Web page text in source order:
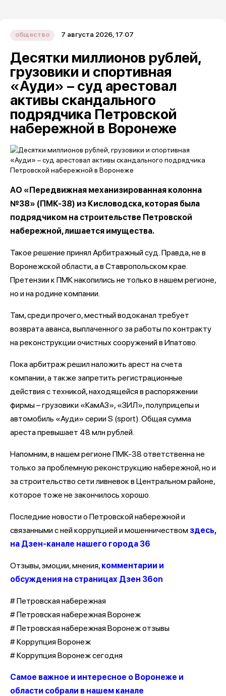
общество 7 августа 2026, 17:07
Десятки миллионов рублей,
грузовики и спортивная
«Ауди» – суд арестовал
активы скандального
подрядчика Петровской
набережной в Воронеже
АО «Передвижная механизированная колонна
№38» (ПМК-38) из Кисловодска, которая была
подрядчиком на строительстве Петровской
набережной, лишается имущества.
Такое решение принял Арбитражный суд. Правда, не в
Воронежской области, а в Ставропольском крае.
Претензии к ПМК накопились не только в нашем регионе,
но и на родине компании.
Там, среди прочего, местный водоканал требует
возврата аванса, выплаченного за работы по контракту
на реконструкции очистных сооружений в Ипатово.
Пока арбитраж решил наложить арест на счета
компании, а также запретить регистрационные
действия с техникой, находящейся в распоряжении
фирмы – грузовики «КамАЗ», «ЗИЛ», полуприцепы и
автомобиль «Ауди» серии S (sport). Общая сумма
ареста превышает 48 млн рублей.
Напомним, в нашем регионе ПМК-38 ответственна не
только за проблемную реконструкцию набережной, но и
за строительство сети ливневок в Центральном районе,
которое тоже не закончилось хорошо.
Последние новости о Петровской набережной и
связанными с ней коррупцией и мошенничеством здесь,
на Дзен-канале нашего города 36
Отзывы, эмоции, мнения, комментарии и
обсуждения на страницах Дзен 36on
# Петровская набережная
# Петровская набережная Воронеж
# Петровская набережная Воронеж отзывы
# Коррупция Воронеж
# Коррупция Воронеж сегодня
Самое важное и интересное о Воронеже и
области собрали в нашем канале